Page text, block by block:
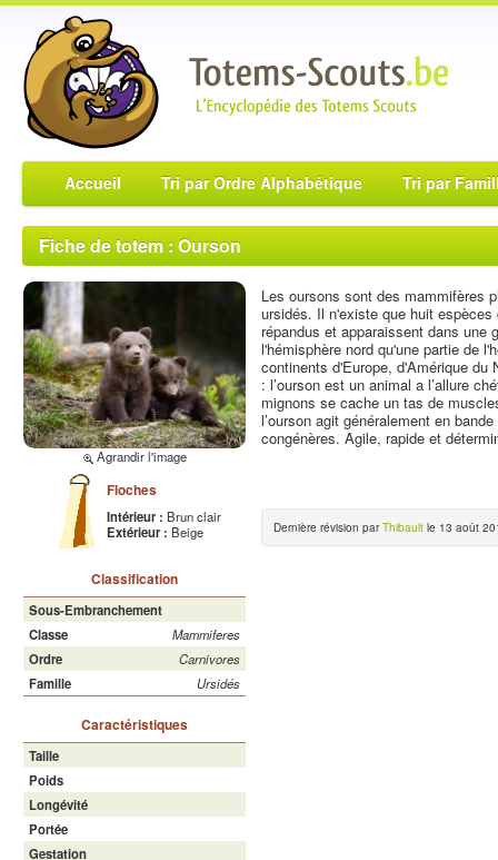
Accueil Tri par Ordre Alphabétique Tri par
Fiche de totem : Ourson
Agrandir l'image
Floches
Intérieur : Brun clair
Extérieur : Beige
Classification
Sous-Embranchement
Classe
Mammiferes
Ordre
Carnivores
Famille
Ursidés
Caractéristiques
Taille
Poids
Longévité
Portée
Gestation
Les oursons sont des mammifères
ursidés. Il n'existe que huit
répandus et apparaissent dans une
l'hémisphère nord qu'une partie de
continents d'Europe, d'Amérique
: l’ourson est un animal a l’allure
mignons se cache un tas de
l’ourson agit généralement en
congénères. Agile, rapide et
Dernière révision parThibault le 13 août